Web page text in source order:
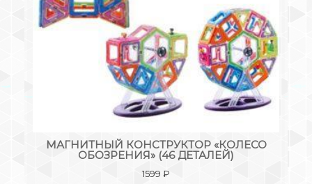
МАГНИТНЫЙ КОНСТРУКТОР «КОЛЕСО
ОБОЗРЕНИЯ» (46 ДЕТАЛЕЙ)
1599 ₽